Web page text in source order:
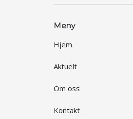
Meny
Hjem
Aktuelt
Om oss
Kontakt